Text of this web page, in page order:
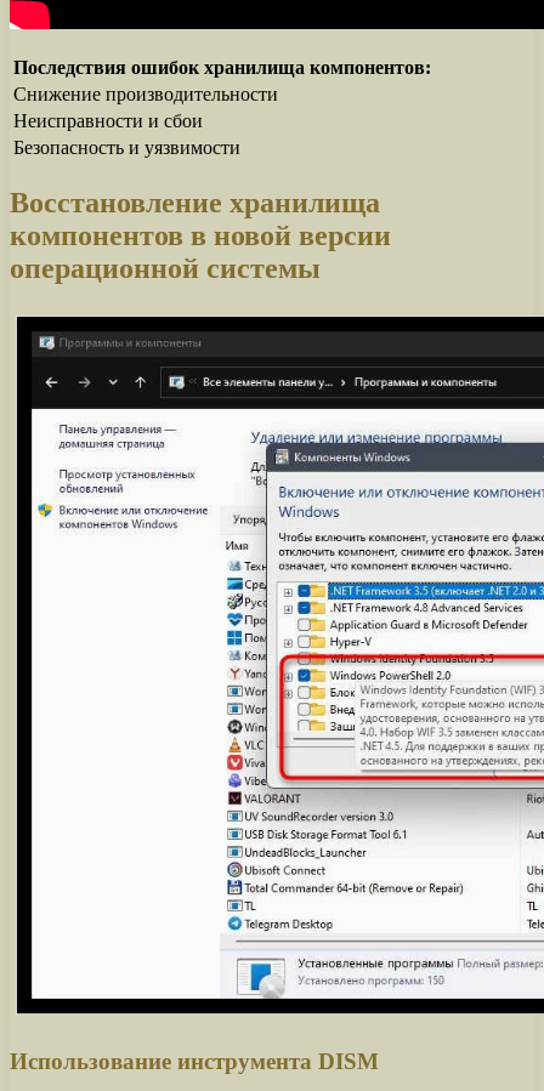
Последствия ошибок хранилища компонентов:
Снижение производительности
Неисправности и сбои
Безопасность и уязвимости
Восстановление хранилища
компонентов в новой версии
операционной системы
Использование инструмента DISM